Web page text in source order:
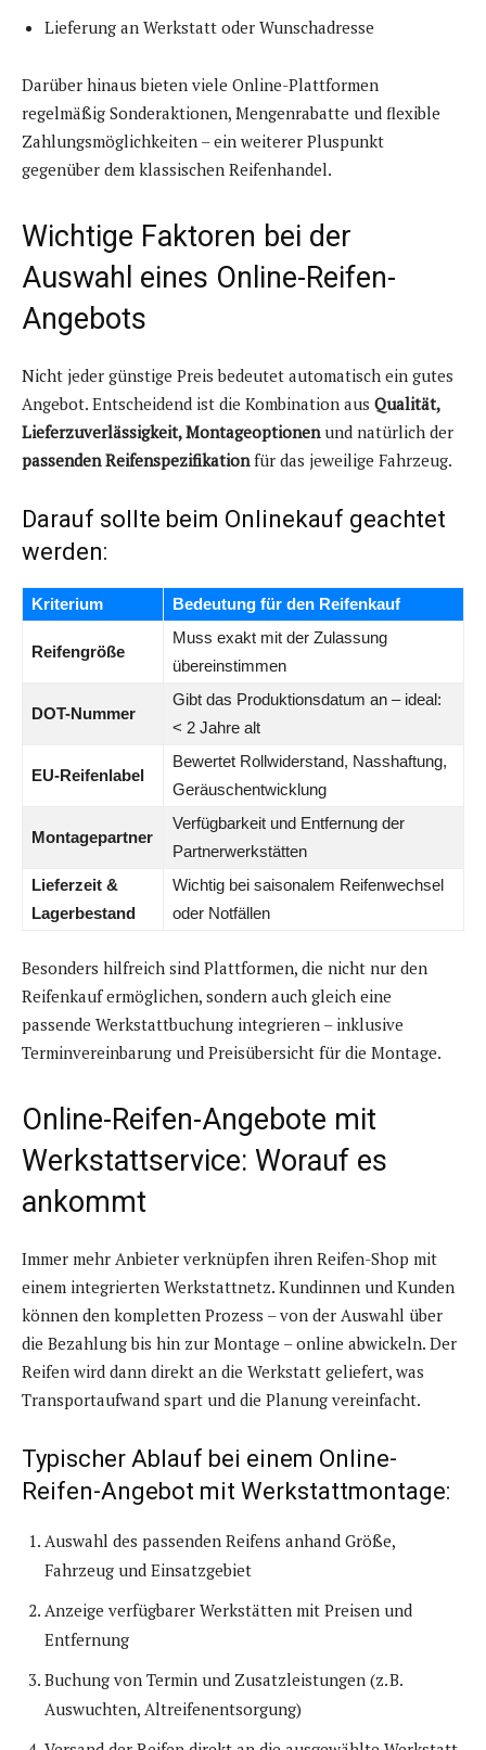
Lieferung an Werkstatt oder Wunschadresse
Darüber hinaus bieten viele Online-Plattformen
regelmäßig Sonderaktionen, Mengenrabatte und flexible
Zahlungsmöglichkeiten – ein weiterer Pluspunkt
gegenüber dem klassischen Reifenhandel.
Wichtige Faktoren bei der
Auswahl eines Online-Reifen-
Angebots
Nicht jeder günstige Preis bedeutet automatisch ein gutes
Angebot. Entscheidend ist die Kombination aus Qualität,
Lieferzuverlässigkeit, Montageoptionenund natürlich der
passenden Reifenspezifikationfür das jeweilige Fahrzeug.
Darauf sollte beim Onlinekauf geachtet
werden:
Kriterium Bedeutung für den Reifenkauf
Reifengröße
Muss exakt mit der Zulassung
übereinstimmen
DOT-Nummer
Gibt das Produktionsdatum an – ideal:
< 2 Jahre alt
EU-Reifenlabel
Bewertet Rollwiderstand, Nasshaftung,
Geräuschentwicklung
Montagepartner
Verfügbarkeit und Entfernung der
Partnerwerkstätten
Lieferzeit &
Lagerbestand
Wichtig bei saisonalem Reifenwechsel
oder Notfällen
Besonders hilfreich sind Plattformen, die nicht nur den
Reifenkauf ermöglichen, sondern auch gleich eine
passende Werkstattbuchung integrieren – inklusive
Terminvereinbarung und Preisübersicht für die Montage.
Online-Reifen-Angebote mit
Werkstattservice: Worauf es
ankommt
Immer mehr Anbieter verknüpfen ihren Reifen-Shop mit
einem integrierten Werkstattnetz. Kundinnen und Kunden
können den kompletten Prozess – von der Auswahl über
die Bezahlung bis hin zur Montage – online abwickeln. Der
Reifen wird dann direkt an die Werkstatt geliefert, was
Transportaufwand spart und die Planung vereinfacht.
Typischer Ablauf bei einem Online-
Reifen-Angebot mit Werkstattmontage:
Auswahl des passenden Reifens anhand Größe,
Fahrzeug und Einsatzgebiet
Anzeige verfügbarer Werkstätten mit Preisen und
Entfernung
Buchung von Termin und Zusatzleistungen (z. B.
Auswuchten, Altreifenentsorgung)